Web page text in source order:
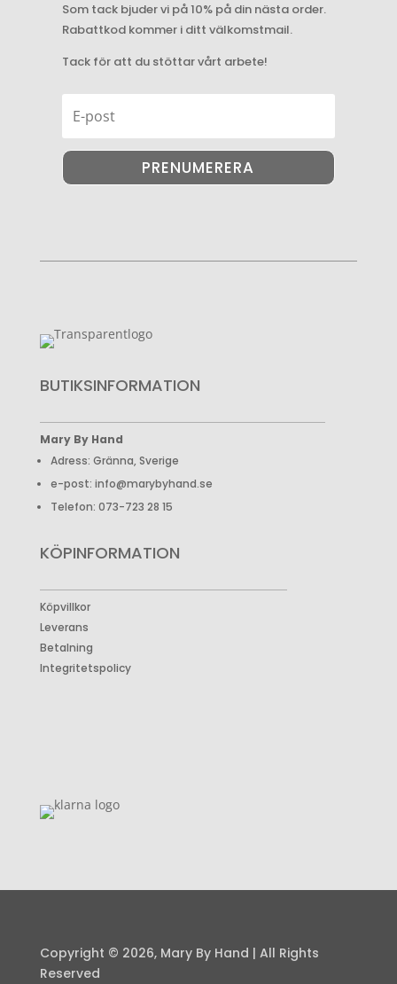
Som tack bjuder vi på 10% på din nästa order.
Rabattkod kommer i ditt välkomstmail.
Tack för att du stöttar vårt arbete!
PRENUMERERA
BUTIKSINFORMATION
Mary By Hand
Adress: Gränna, Sverige
e-post: info@marybyhand.se
Telefon: 073-723 28 15
KÖPINFORMATION
Köpvillkor
Leverans
Betalning
Integritetspolicy
Copyright © 2026, Mary By Hand | All Rights
Reserved